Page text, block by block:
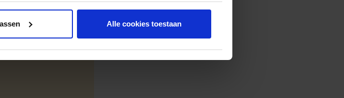
Alle cookies toestaan